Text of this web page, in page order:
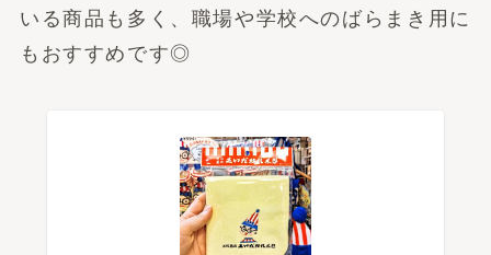
いる商品も多く、職場や学校へのばらまき用に
もおすすめです◎